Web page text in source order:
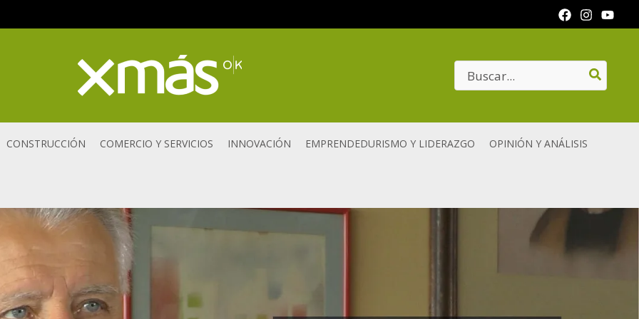
Search
for:
CONSTRUCCIÓN COMERCIO Y SERVICIOS INNOVACIÓN EMPRENDEDURISMO Y LIDERAZGO OPINIÓN Y ANÁLISIS